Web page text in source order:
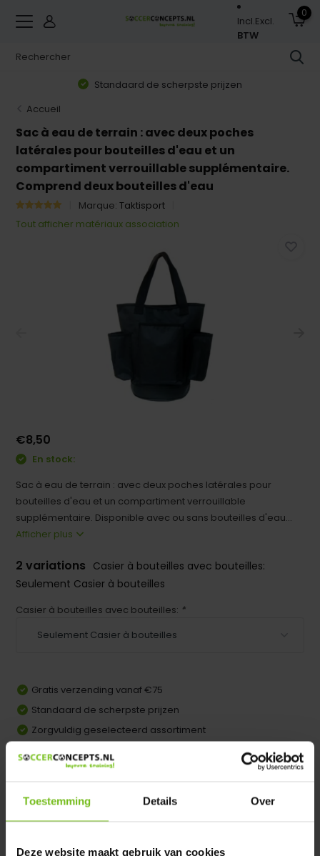
Toestemming Details Over
Deze website maakt gebruik van cookies
Incl.Excl.
BTW
0
Standaard de scherpste prijzen
Accueil
Sac à eau de terrain : avec deux poches
latérales pour bouteilles d'eau et un
compartiment verrouillable supplémentaire.
Comprend deux bouteilles d'eau
Marque:Taktisport
Tout afficher matériaux association
€8,50
En stock:
Sac à eau de terrain : avec deux poches latérales pour
bouteilles d'eau et un compartiment verrouillable
supplémentaire. Disponible avec ou sans bouteilles d'eau...
Afficher plus
2 variations Casier à bouteilles avec bouteilles:
Seulement Casier à bouteilles
Casier à bouteilles avec bouteilles: *
Gratis verzending vanaf €75
Standaard de scherpste prijzen
Zorgvuldig geselecteerd assortiment
Heeft u een vraag over dit product ?